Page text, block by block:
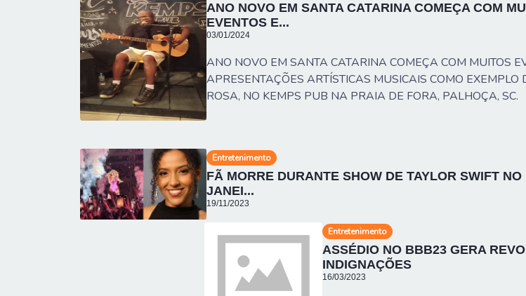
ANO NOVO EM SANTA CATARINA COMEÇA COM
EVENTOS E...
03/01/2024
ANO NOVO EM SANTA CATARINA COMEÇA COM MUITOS
APRESENTAÇÕES ARTÍSTICAS MUSICAIS COMO EXEMPLO
ROSA, NO KEMPS PUB NA PRAIA DE FORA, PALHOÇA, SC.
Entretenimento
FÃ MORRE DURANTE SHOW DE TAYLOR SWIFT NO
JANEI...
19/11/2023
Entretenimento
ASSÉDIO NO BBB23 GERA
INDIGNAÇÕES
16/03/2023